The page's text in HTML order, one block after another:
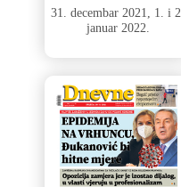
31. decembar 2021, 1. i 2.
januar 2022.